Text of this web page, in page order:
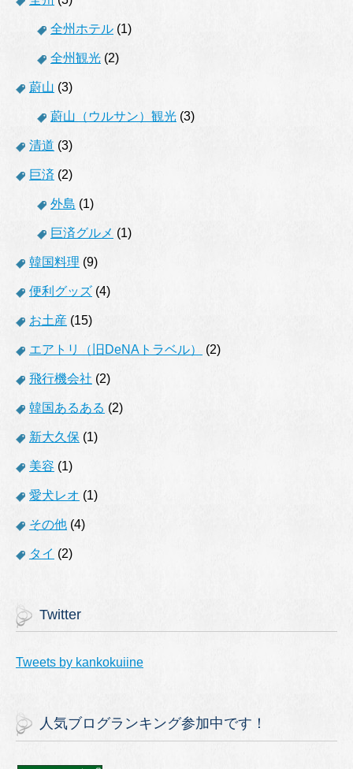
全州ホテル (1)
全州観光 (2)
蔚山 (3)
蔚山（ウルサン）観光 (3)
清道 (3)
巨済 (2)
外島 (1)
巨済グルメ (1)
韓国料理 (9)
便利グッズ (4)
お土産 (15)
エアトリ（旧DeNAトラベル） (2)
飛行機会社 (2)
韓国あるある (2)
新大久保 (1)
美容 (1)
愛犬レオ (1)
その他 (4)
タイ (2)
Twitter
Tweets by kankokuiine
人気ブログランキング参加中です！